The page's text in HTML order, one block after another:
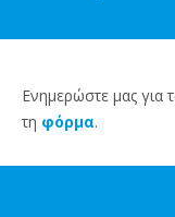
Ενημερώστε μας για
τη φόρμα.